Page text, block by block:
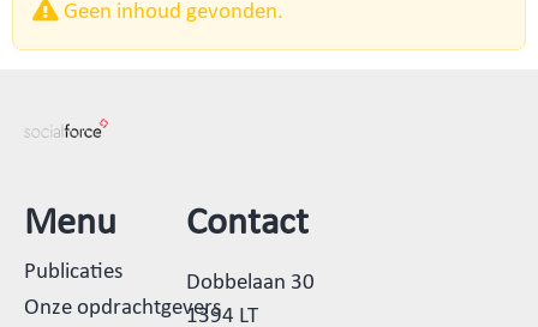
Geen inhoud gevonden.
Menu
Publicaties
Onze opdrachtgevers
Contact
Dobbelaan 30
1394 LT